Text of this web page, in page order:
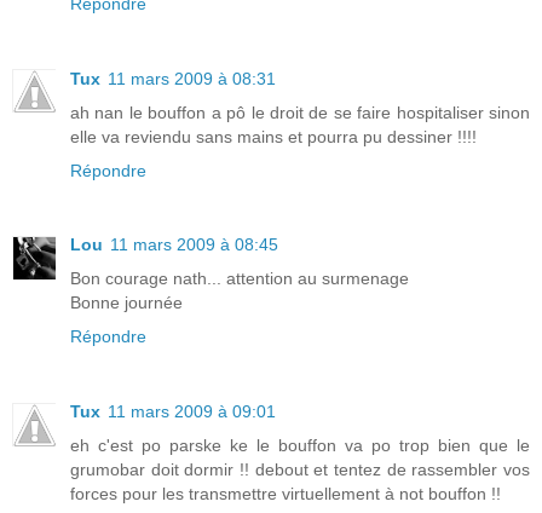
Tux 11 mars 2009 à 08:31
ah nan le bouffon a pô le droit de se faire hospitaliser sinon
elle va reviendu sans mains et pourra pu dessiner !!!!
Répondre
Lou 11 mars 2009 à 08:45
Bon courage nath... attention au surmenage
Bonne journée
Répondre
Tux 11 mars 2009 à 09:01
eh c'est po parske ke le bouffon va po trop bien que le
grumobar doit dormir !! debout et tentez de rassembler vos
forces pour les transmettre virtuellement à not bouffon !!